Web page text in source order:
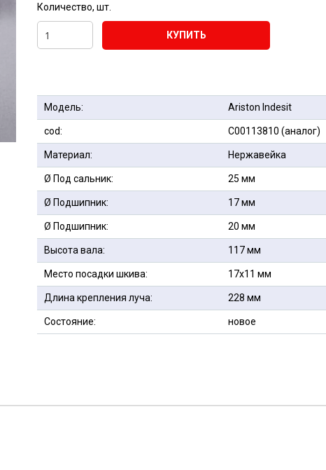
Количество, шт.
КУПИТЬ
Модель: Ariston Indesit
cod: C00113810 (аналог)
Материал: Нержавейка
Ø Под сальник: 25 мм
Ø Подшипник: 17 мм
Ø Подшипник: 20 мм
Высота вала: 117 мм
Место посадки шкива: 17x11 мм
Длина крепления луча: 228 мм
Состояние: новое